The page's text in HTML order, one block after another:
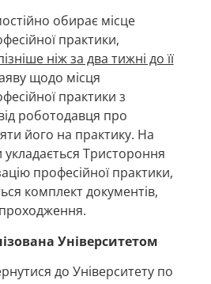
обирає місце
практики,
ніж за два тижні до її
щодо місця
практики з
роботодавця про
його на практику. На
укладається Тристороння
професійної практики,
комплект документів,
проходження.
Університетом
до Університету по